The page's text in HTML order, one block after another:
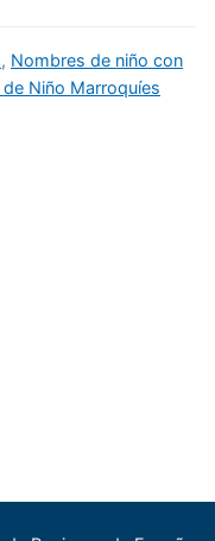
, Nombres de niño con
Niño Marroquíes